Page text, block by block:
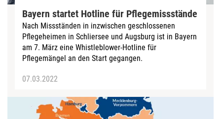
Bayern startet Hotline für Pflegemissstände
Nach Missständen in inzwischen geschlossenen
Pflegeheimen in Schliersee und Augsburg ist in Bayern
am 7. März eine Whistleblower-Hotline für
Pflegemängel an den Start gegangen.
07.03.2022